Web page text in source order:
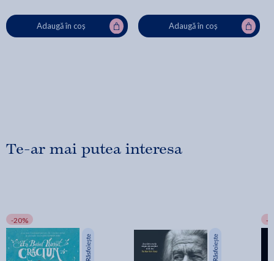
Adaugă în coș Adaugă în coș
Te-ar mai putea interesa
-20% -